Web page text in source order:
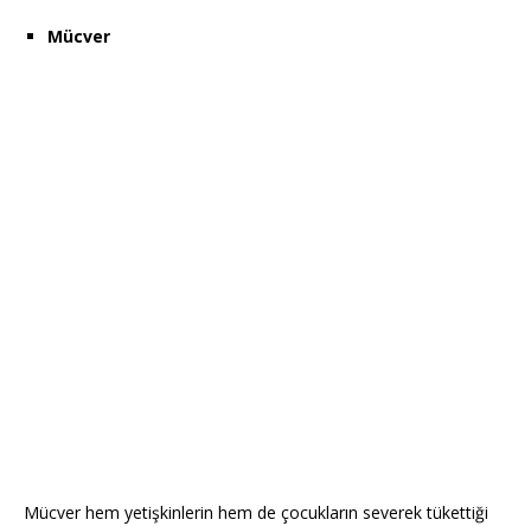
Mücver
Mücver hem yetişkinlerin hem de çocukların severek tükettiği